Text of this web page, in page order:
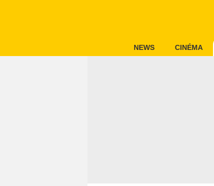
NEWS CINÉMA